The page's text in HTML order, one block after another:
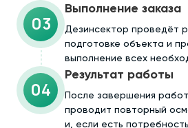
03
Выполнение заказа
Дезинсектор проведёт
подготовке объекта и
выполнение всех
04
Результат работы
После завершения
проводит повторный
и, если есть